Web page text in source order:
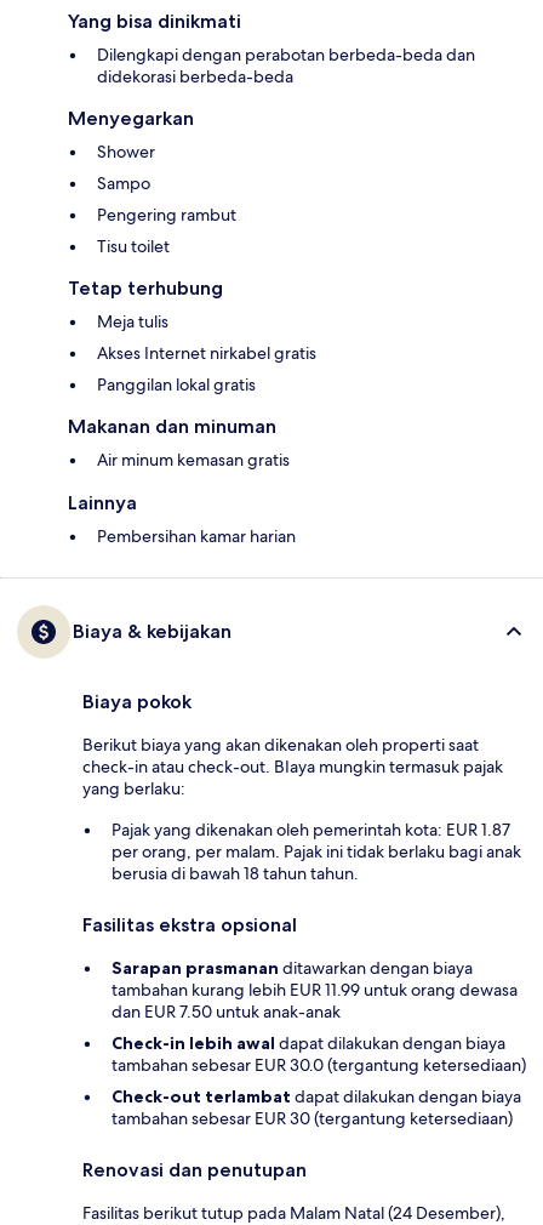
Yang bisa dinikmati
Dilengkapi dengan perabotan berbeda-beda dan
didekorasi berbeda-beda
Menyegarkan
Shower
Sampo
Pengering rambut
Tisu toilet
Tetap terhubung
Meja tulis
Akses Internet nirkabel gratis
Panggilan lokal gratis
Makanan dan minuman
Air minum kemasan gratis
Lainnya
Pembersihan kamar harian
Biaya & kebijakan
Biaya pokok
Berikut biaya yang akan dikenakan oleh properti saat
check-in atau check-out. BIaya mungkin termasuk pajak
yang berlaku:
Pajak yang dikenakan oleh pemerintah kota: EUR 1.87
per orang, per malam. Pajak ini tidak berlaku bagi anak
berusia di bawah 18 tahun tahun.
Fasilitas ekstra opsional
Sarapan prasmanan ditawarkan dengan biaya
tambahan kurang lebih EUR 11.99 untuk orang dewasa
dan EUR 7.50 untuk anak-anak
Check-in lebih awal dapat dilakukan dengan biaya
tambahan sebesar EUR 30.0 (tergantung ketersediaan)
Check-out terlambat dapat dilakukan dengan biaya
tambahan sebesar EUR 30 (tergantung ketersediaan)
Renovasi dan penutupan
Fasilitas berikut tutup pada Malam Natal (24 Desember),